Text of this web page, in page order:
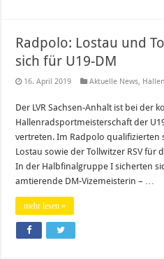
Radpolo: Lostau und
sich für U19-DM
16. April 2019 Aktuelle News,
Der LVR Sachsen-Anhalt ist bei der
Hallenradsportmeisterschaft der
vertreten. Im Radpolo qualifizierten
Lostau sowie der Tollwitzer RSV für
In der Halbfinalgruppe I sicherten
amtierende DM-Vizemeisterin – …
mehr lesen »